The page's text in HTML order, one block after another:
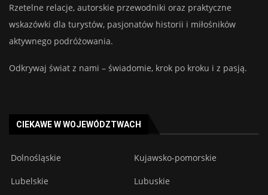
Rzetelne relacje, autorskie przewodniki oraz praktyczne
wskazówki dla turystów, pasjonatów historii i miłośników
aktywnego podróżowania.
Odkrywaj świat z nami – świadomie, krok po kroku i z pasją.
CIEKAWE W WOJEWÓDZTWACH
Dolnośląskie Kujawsko-pomorskie
Lubelskie Lubuskie